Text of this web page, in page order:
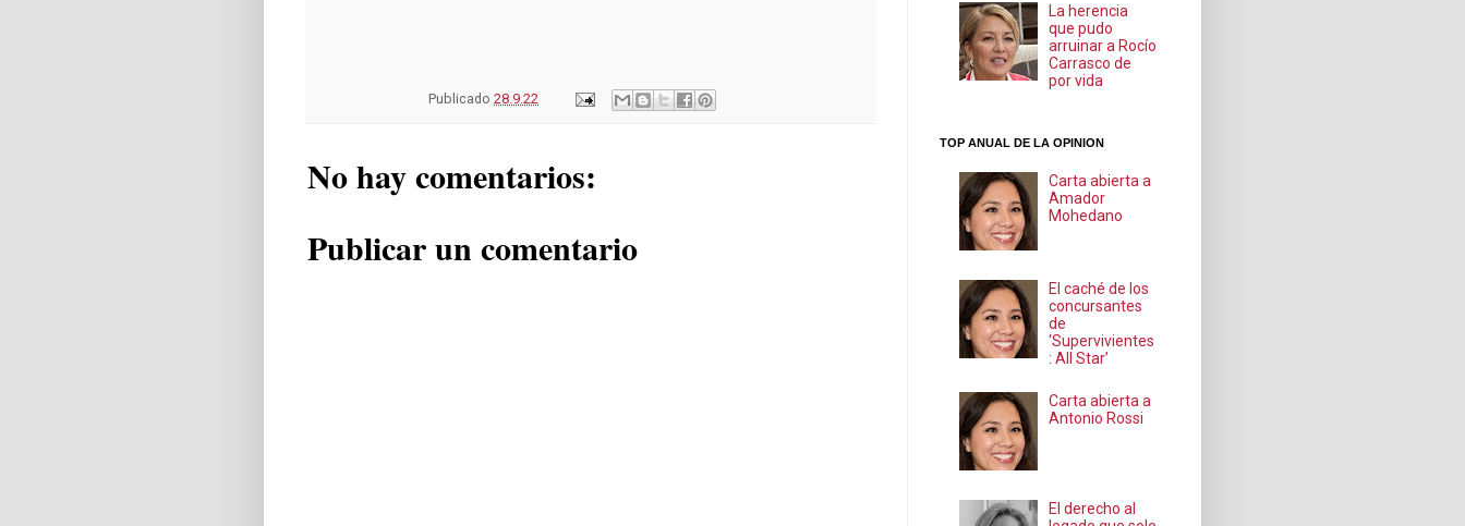
Publicado 28.9.22
No hay comentarios:
Publicar un comentario
La herencia
que pudo
arruinar a Rocío
Carrasco de
por vida
TOP ANUAL DE LA OPINION
Carta abierta a
Amador
Mohedano
El caché de los
concursantes
de
‘Supervivientes
: All Star’
Carta abierta a
Antonio Rossi
El derecho al